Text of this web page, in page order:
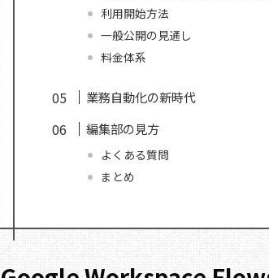
利用開始方法
一般公開の見通し
料金体系
業務自動化の新時代
編集部の見方
よくある質問
まとめ